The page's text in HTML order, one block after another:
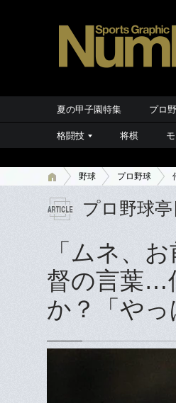
夏の甲子園特集 プロ
格闘技 将棋
野球 プロ野球
プロ野球
「ムネ、
督の言葉…
か？「やっ